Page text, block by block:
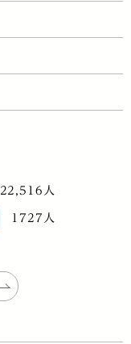
22,516人
1727人